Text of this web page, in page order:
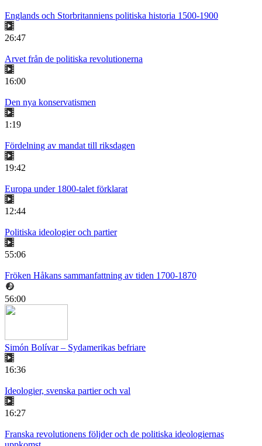
Englands och Storbritanniens politiska historia 1500-1900
26:47
Arvet från de politiska revolutionerna
16:00
Den nya konservatismen
1:19
Fördelning av mandat till riksdagen
19:42
Europa under 1800-talet förklarat
12:44
Politiska ideologier och partier
55:06
Fröken Håkans sammanfattning av tiden 1700-1870
56:00
Simón Bolívar – Sydamerikas befriare
16:36
Ideologier, svenska partier och val
16:27
Franska revolutionens följder och de politiska ideologiernas